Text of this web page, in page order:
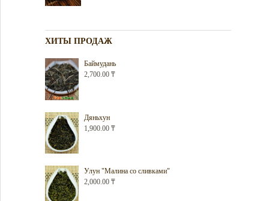
ХИТЫ ПРОДАЖ
Баймудань
2,700.00 ₸
Дяньхун
1,900.00 ₸
Улун "Малина со сливками"
2,000.00 ₸